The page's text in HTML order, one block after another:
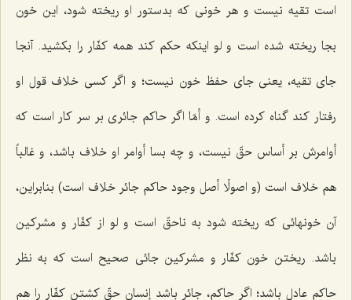
است تقیه نیست و هر خونى كه بدستور او ریخته شود، این خون
بجا ریخته شده است و لو اینكه حكم كند همه كفّار را بكشید. آنجا
جاى تقیه، یعنى جاى حفظ خون نیست؛ و اگر كسى خلاف قول او
رفتار كند گناه كرده است. و أمّا اگر حاكم جائرى بر سر كار است كه
أوامرش بر أساس حقّ نیست، و چه بسا أوامر او خلاف باشد، و غالباً
هم خلاف است (و اصولًا أصل وجود حاكم جائر خلاف است) بنابراین،
آن خونهائى كه ریخته شود به ناحقّ است و لو از كفّار و مشركین
باشد. ریختن خون كفّار و مشركین جائى صحیح است كه به نظر
حاكم عادل باشد؛ اگر حاكم، جائر باشد إنسان حقّ كشتن كفّار را هم